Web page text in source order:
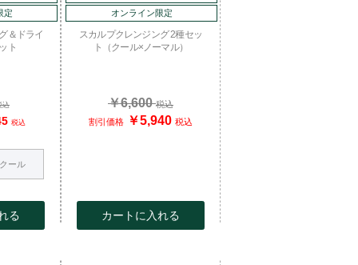
定
＆ドライ
ト
込
税込
クール
る
オンライン限定
スカルプクレンジング 2種セッ
ト（クール×ノーマル）
￥6,600 税込
割引価格 ￥5,940 税込
カートに入れる